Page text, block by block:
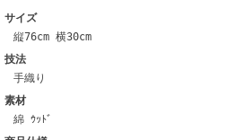
サイズ
縦76cm 横30cm
技法
手織り
素材
綿 ｳｯﾄﾞ